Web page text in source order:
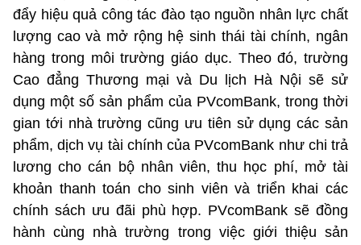
đẩy hiệu quả công tác đào tạo nguồn nhân lực chất
lượng cao và mở rộng hệ sinh thái tài chính, ngân
hàng trong môi trường giáo dục. Theo đó, trường
Cao đẳng Thương mại và Du lịch Hà Nội sẽ sử
dụng một số sản phẩm của PVcomBank, trong thời
gian tới nhà trường cũng ưu tiên sử dụng các sản
phẩm, dịch vụ tài chính của PVcomBank như chi trả
lương cho cán bộ nhân viên, thu học phí, mở tài
khoản thanh toán cho sinh viên và triển khai các
chính sách ưu đãi phù hợp. PVcomBank sẽ đồng
hành cùng nhà trường trong việc giới thiệu sản